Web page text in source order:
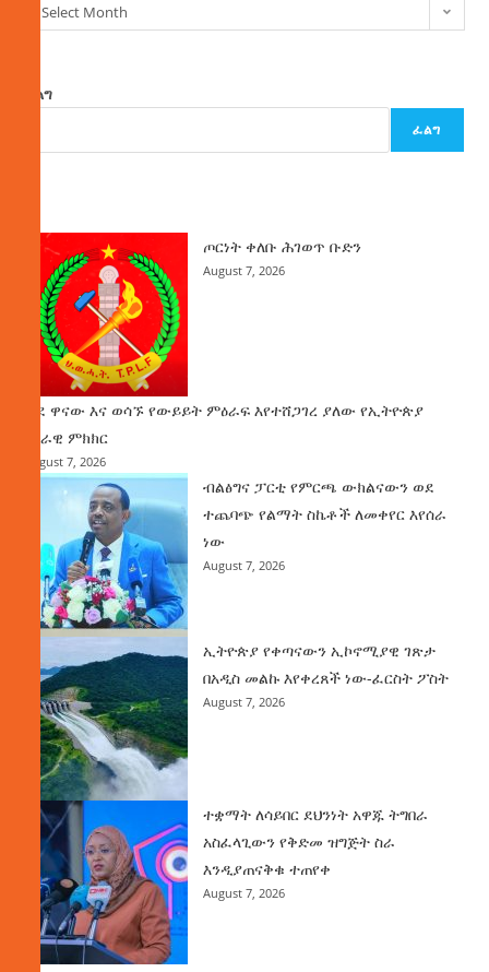
Select Month
ፈልግ
ፈልግ
ጦርነት ቀለቡ ሕገወጥ ቡድን
August 7, 2026
ወደ ዋናው እና ወሳኙ የውይይት ምዕራፍ እየተሸጋገረ ያለው የኢትዮጵያ
ሀገራዊ ምክክር
August 7, 2026
ብልፅግና ፓርቲ የምርጫ ውክልናውን ወደ
ተጨባጭ የልማት ስኬቶች ለመቀየር እየሰራ
ነው
August 7, 2026
ኢትዮጵያ የቀጣናውን ኢኮኖሚያዊ ገጽታ
በአዲስ መልኩ እየቀረጸች ነው-ፈርስት ፖስት
August 7, 2026
ተቋማት ለሳይበር ደህንነት አዋጁ ትግበራ
አስፈላጊውን የቅድመ ዝግጅት ስራ
እንዲያጠናቅቁ ተጠየቀ
August 7, 2026